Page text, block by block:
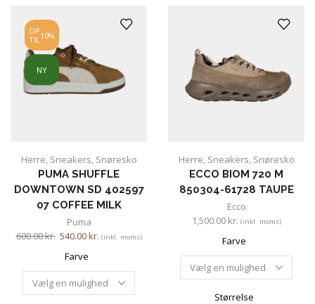
OP
TIL10%
NY
Herre, Sneakers, Snøresko
PUMA SHUFFLE
DOWNTOWN SD 402597
07 COFFEE MILK
Puma
600.00kr. 540.00kr. (inkl. moms)
Farve
Herre, Sneakers, Snøresko
ECCO BIOM 720 M
850304-61728 TAUPE
Ecco
1,500.00 kr. (inkl. moms)
Farve
Størrelse